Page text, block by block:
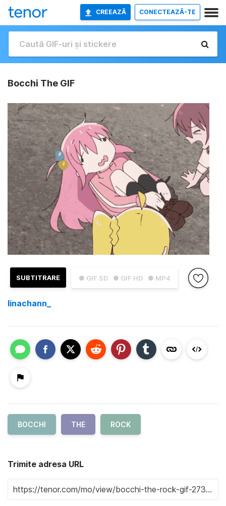
CREEAZĂ CONECTEAZĂ-TE
Bocchi The GIF
● GIF SD ● GIF HD ● MP4
SUBTITRARE
linachann_
BOCCHI THE ROCK
Trimite adresa URL